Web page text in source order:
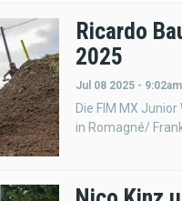
Ricardo
2025
Jul 08 2025 - 9:02am
Die FIM MX
in Romagné/